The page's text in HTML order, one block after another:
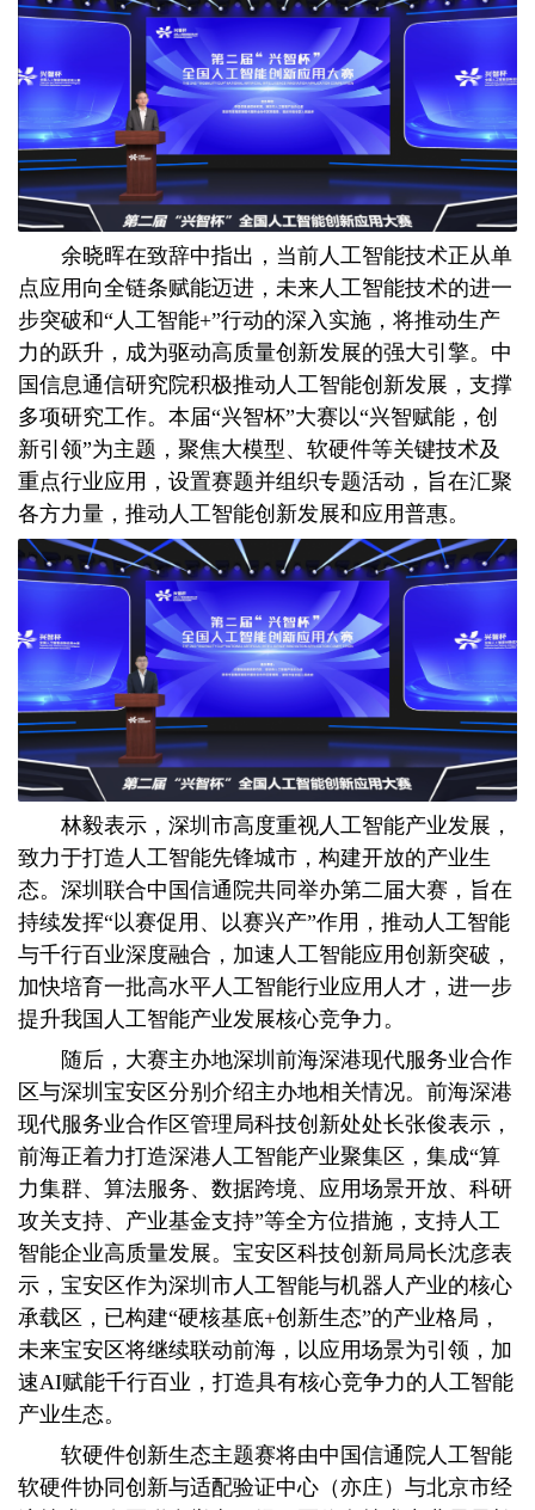
余晓晖在致辞中指出，当前人工智能技术正从单
点应用向全链条赋能迈进，未来人工智能技术的进一
步突破和“人工智能+”行动的深入实施，将推动生产
力的跃升，成为驱动高质量创新发展的强大引擎。中
国信息通信研究院积极推动人工智能创新发展，支撑
多项研究工作。本届“兴智杯”大赛以“兴智赋能，创
新引领”为主题，聚焦大模型、软硬件等关键技术及
重点行业应用，设置赛题并组织专题活动，旨在汇聚
各方力量，推动人工智能创新发展和应用普惠。
林毅表示，深圳市高度重视人工智能产业发展，
致力于打造人工智能先锋城市，构建开放的产业生
态。深圳联合中国信通院共同举办第二届大赛，旨在
持续发挥“以赛促用、以赛兴产”作用，推动人工智能
与千行百业深度融合，加速人工智能应用创新突破，
加快培育一批高水平人工智能行业应用人才，进一步
提升我国人工智能产业发展核心竞争力。
随后，大赛主办地深圳前海深港现代服务业合作
区与深圳宝安区分别介绍主办地相关情况。前海深港
现代服务业合作区管理局科技创新处处长张俊表示，
前海正着力打造深港人工智能产业聚集区，集成“算
力集群、算法服务、数据跨境、应用场景开放、科研
攻关支持、产业基金支持”等全方位措施，支持人工
智能企业高质量发展。宝安区科技创新局局长沈彦表
示，宝安区作为深圳市人工智能与机器人产业的核心
承载区，已构建“硬核基底+创新生态”的产业格局，
未来宝安区将继续联动前海，以应用场景为引领，加
速AI赋能千行百业，打造具有核心竞争力的人工智能
产业生态。
软硬件创新生态主题赛将由中国信通院人工智能
软硬件协同创新与适配验证中心（亦庄）与北京市经